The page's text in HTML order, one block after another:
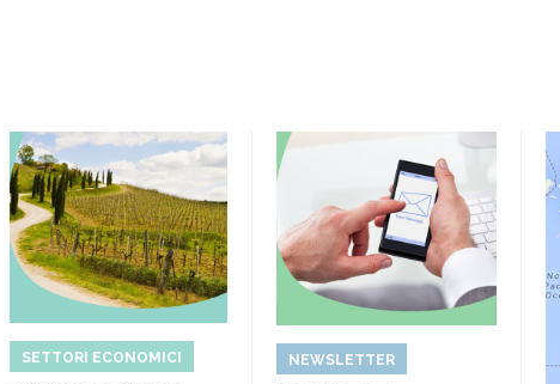
SETTORI ECONOMICI NEWSLETTER